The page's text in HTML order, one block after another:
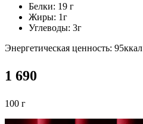
Белки: 19 г
Жиры: 1г
Углеводы: 3г
Энергетическая ценность: 95ккал
1 690
100 г